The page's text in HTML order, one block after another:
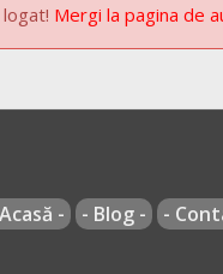
Mergi la pagina de
- - Blog - -